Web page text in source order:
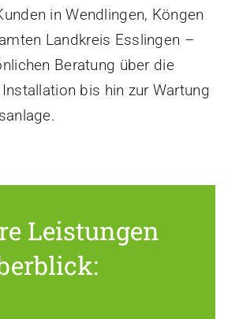
in Wendlingen, Köngen
Landkreis Esslingen –
Beratung über die
bis hin zur Wartung
Leistungen